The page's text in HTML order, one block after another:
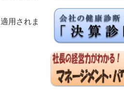
用されま